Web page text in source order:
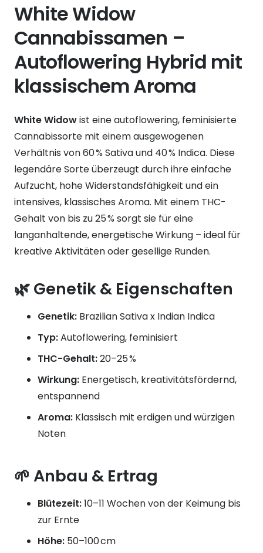
White Widow
Cannabissamen –
Autoflowering Hybrid mit
klassischem Aroma
White Widowist eine autoflowering, feminisierte
Cannabissorte mit einem ausgewogenen
Verhältnis von 60 % Sativa und 40 % Indica. Diese
legendäre Sorte überzeugt durch ihre einfache
Aufzucht, hohe Widerstandsfähigkeit und ein
intensives, klassisches Aroma. Mit einem THC-
Gehalt von bis zu 25 % sorgt sie für eine
langanhaltende, energetische Wirkung – ideal für
kreative Aktivitäten oder gesellige Runden.
🌿 Genetik & Eigenschaften
Genetik: Brazilian Sativa x Indian Indica
Typ:Autoflowering, feminisiert
THC-Gehalt:20–25 %
Wirkung: Energetisch, kreativitätsfördernd,
entspannend
Aroma: Klassisch mit erdigen und würzigen
Noten
🌱 Anbau & Ertrag
Blütezeit:10–11 Wochen von der Keimung bis
zur Ernte
Höhe: 50–100 cm